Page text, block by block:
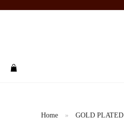
Home » GOLD PLATED